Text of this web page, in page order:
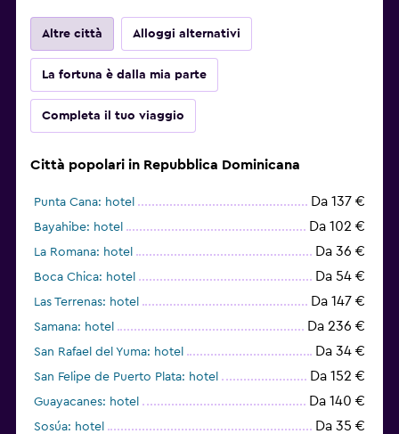
Altre città Alloggi alternativi
La fortuna è dalla mia parte
Completa il tuo viaggio
Città popolari in Repubblica Dominicana
Punta Cana: hotel Da 137 €
Bayahibe: hotel Da 102 €
La Romana: hotel Da 36 €
Boca Chica: hotel Da 54 €
Las Terrenas: hotel Da 147 €
Samana: hotel Da 236 €
San Rafael del Yuma: hotel Da 34 €
San Felipe de Puerto Plata: hotel Da 152 €
Guayacanes: hotel Da 140 €
Sosúa: hotel Da 35 €